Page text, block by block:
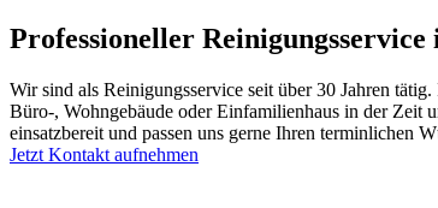
Professioneller
Wir sind als Reinigungsservice seit über 30 Jahren
Büro-, Wohngebäude oder Einfamilienhaus in der Zeit
einsatzbereit und passen uns gerne Ihren terminlichen
Jetzt Kontakt aufnehmen